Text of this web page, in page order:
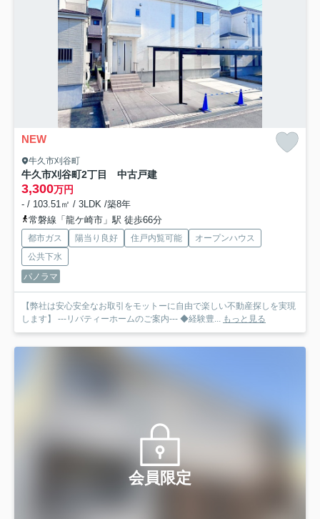
NEW
牛久市刈谷町
牛久市刈谷町2丁目 中古戸建
3,300万円
- / 103.51㎡ / 3LDK /築8年
常磐線「龍ケ崎市」駅 徒歩66分
都市ガス 陽当り良好 住戸内覧可能
オープンハウス
公共下水
パノラマ
【弊社は安心安全なお取引をモットーに自由で楽しい不動産探しを実現
します】 ---リバティーホームのご案内--- ◆経験豊... もっと見る
会員限定